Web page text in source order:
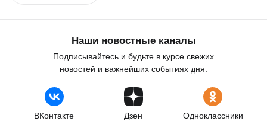
Наши новостные каналы
Подписывайтесь и будьте в курсе свежих
новостей и важнейших событиях дня.
ВКонтакте Дзен Одноклассники